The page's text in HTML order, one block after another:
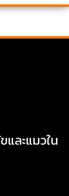
ละแมวใน